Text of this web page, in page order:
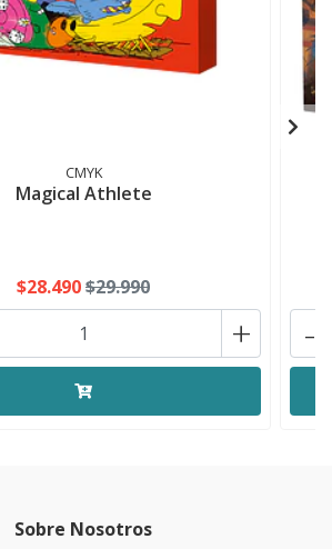
CMYK
Magical Athlete
$28.490$29.990
+ -
Sobre Nosotros